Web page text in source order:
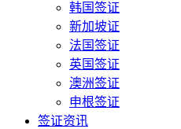
韩国签证
新加坡证
法国签证
英国签证
澳洲签证
申根签证
签证资讯